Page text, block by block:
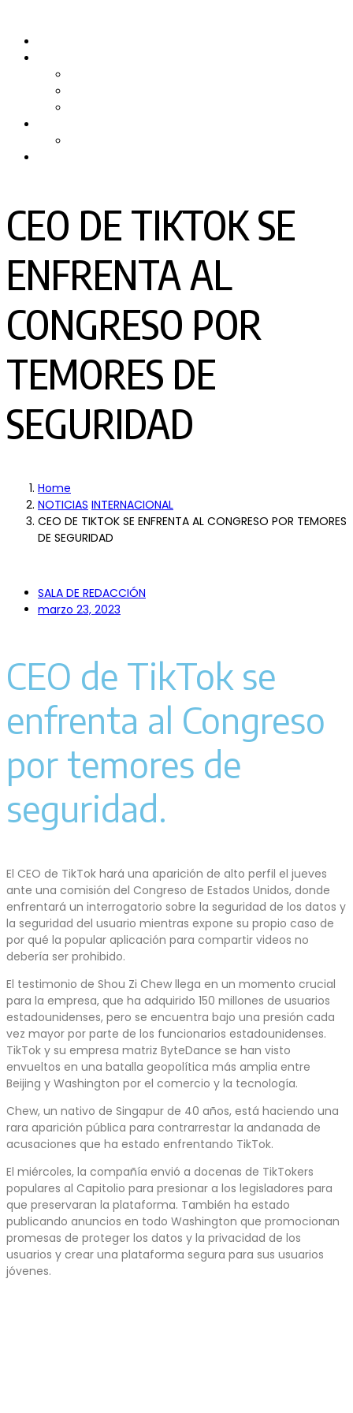
content
CEO DE TIKTOK SE
ENFRENTA AL
CONGRESO POR
TEMORES DE
SEGURIDAD
Home
NOTICIAS INTERNACIONAL
CEO DE TIKTOK SE ENFRENTA AL CONGRESO POR TEMORES
DE SEGURIDAD
SALA DE REDACCIÓN
marzo 23, 2023
CEO de TikTok se
enfrenta al Congreso
por temores de
seguridad.
El CEO de TikTok hará una aparición de alto perfil el jueves
ante una comisión del Congreso de Estados Unidos, donde
enfrentará un interrogatorio sobre la seguridad de los datos y
la seguridad del usuario mientras expone su propio caso de
por qué la popular aplicación para compartir videos no
debería ser prohibido.
El testimonio de Shou Zi Chew llega en un momento crucial
para la empresa, que ha adquirido 150 millones de usuarios
estadounidenses, pero se encuentra bajo una presión cada
vez mayor por parte de los funcionarios estadounidenses.
TikTok y su empresa matriz ByteDance se han visto
envueltos en una batalla geopolítica más amplia entre
Beijing y Washington por el comercio y la tecnología.
Chew, un nativo de Singapur de 40 años, está haciendo una
rara aparición pública para contrarrestar la andanada de
acusaciones que ha estado enfrentando TikTok.
El miércoles, la compañía envió a docenas de TikTokers
populares al Capitolio para presionar a los legisladores para
que preservaran la plataforma. También ha estado
publicando anuncios en todo Washington que promocionan
promesas de proteger los datos y la privacidad de los
usuarios y crear una plataforma segura para sus usuarios
jóvenes.